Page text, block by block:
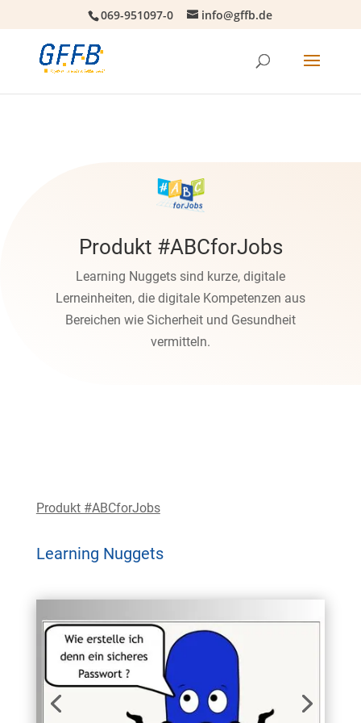
069-951097-0 info@gffb.de
Produkt #ABCforJobs
Learning Nuggets sind kurze, digitale
Lerneinheiten, die digitale Kompetenzen aus
Bereichen wie Sicherheit und Gesundheit
vermitteln.
Produkt #ABCforJobs
Learning Nuggets